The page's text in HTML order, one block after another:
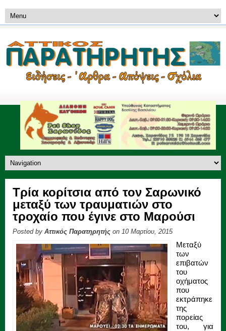
Τρία κορίτσια από τον Σαρωνικό
μεταξύ των τραυματιών στο
τροχαίο που έγινε στο Μαρούσι
Posted by Αττικός Παρατηρητής on 10 Μαρτίου, 2015
Μεταξύ
των
επιβατών
του
οχήματος
που
εκτράπηκε
της
πορείας
του, για